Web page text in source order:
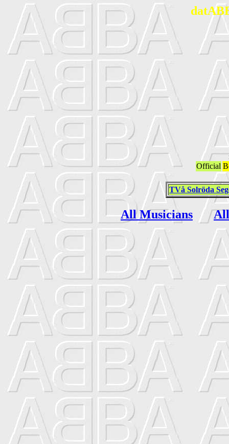
Official
TVå Solröda
All Musicians